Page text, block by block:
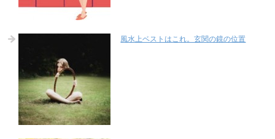
風水上ベストはこれ。玄関の鏡の位置